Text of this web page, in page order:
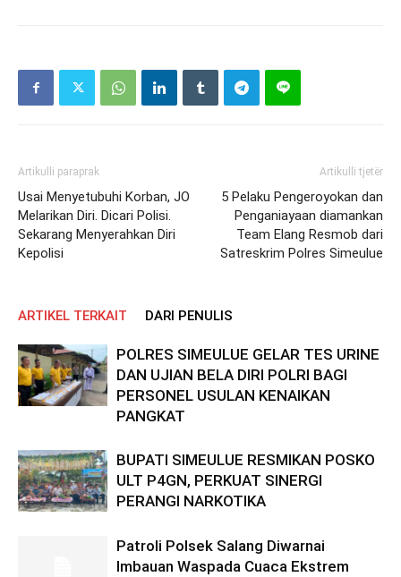
Artikulli paraprak
Usai Menyetubuhi Korban, JO
Melarikan Diri. Dicari Polisi.
Sekarang Menyerahkan Diri
Kepolisi
Artikulli tjetër
5 Pelaku Pengeroyokan dan
Penganiayaan diamankan
Team Elang Resmob dari
Satreskrim Polres Simeulue
ARTIKEL TERKAIT DARI PENULIS
POLRES SIMEULUE GELAR TES URINE
DAN UJIAN BELA DIRI POLRI BAGI
PERSONEL USULAN KENAIKAN
PANGKAT
BUPATI SIMEULUE RESMIKAN POSKO
ULT P4GN, PERKUAT SINERGI
PERANGI NARKOTIKA
Patroli Polsek Salang Diwarnai
Imbauan Waspada Cuaca Ekstrem